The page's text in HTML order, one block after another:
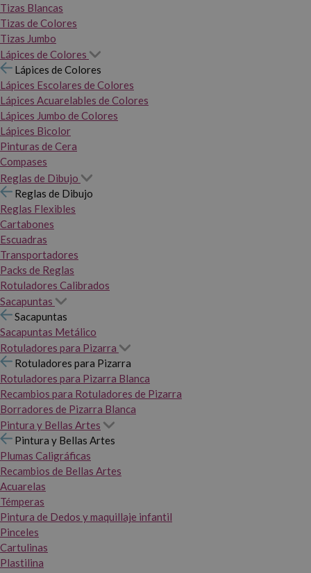
Tizas Blancas
Tizas de Colores
Tizas Jumbo
Lápices de Colores
Lápices de Colores
Lápices Escolares de Colores
Lápices Acuarelables de Colores
Lápices Jumbo de Colores
Lápices Bicolor
Pinturas de Cera
Compases
Reglas de Dibujo
Reglas de Dibujo
Reglas Flexibles
Cartabones
Escuadras
Transportadores
Packs de Reglas
Rotuladores Calibrados
Sacapuntas
Sacapuntas
Sacapuntas Metálico
Rotuladores para Pizarra
Rotuladores para Pizarra
Rotuladores para Pizarra Blanca
Recambios para Rotuladores de Pizarra
Borradores de Pizarra Blanca
Pintura y Bellas Artes
Pintura y Bellas Artes
Plumas Caligráficas
Recambios de Bellas Artes
Acuarelas
Témperas
Pintura de Dedos y maquillaje infantil
Pinceles
Cartulinas
Plastilina